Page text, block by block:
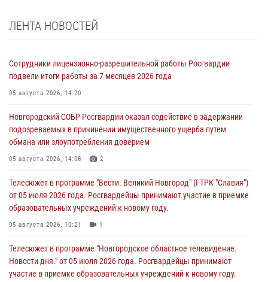
ЛЕНТА НОВОСТЕЙ
Сотрудники лицензионно-разрешительной работы Росгвардии
подвели итоги работы за 7 месяцев 2026 года
05 августа 2026, 14:20
Новгородский СОБР Росгвардии оказал содействие в задержании
подозреваемых в причинении имущественного ущерба путем
обмана или злоупотребления доверием
05 августа 2026, 14:08 2
Телесюжет в программе "Вести. Великий Новгород" (ГТРК "Славия")
от 05 июля 2026 года. Росгвардейцы принимают участие в приемке
образовательных учреждений к новому году.
05 августа 2026, 10:21 1
Телесюжет в программе "Новгородское областное телевидение.
Новости дня." от 05 июля 2026 года. Росгвардейцы принимают
участие в приемке образовательных учреждений к новому году.